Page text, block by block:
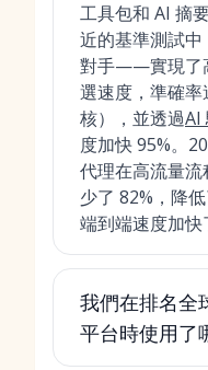
工具包和 AI 摘
近的基準測試
對手——實現了
選速度，準確
核），並透過AI
度加快 95%。
代理在高流量
少了 82%，降
端到端速度加快
我們在排名全
平台時使用了